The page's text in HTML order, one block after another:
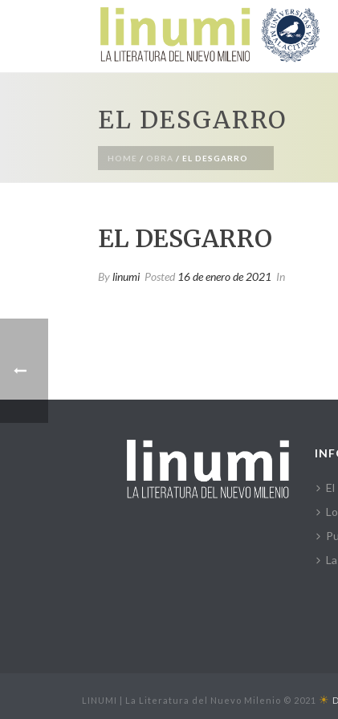
EL DESGARRO
HOME / OBRA / EL DESGARRO
EL DESGARRO
Bylinumi Posted 16 de enero de 2021 In
LINUMI | La Literatura del Nuevo Milenio © 2021 ☀